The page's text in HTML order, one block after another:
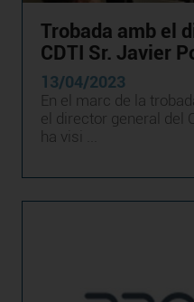
Trobada amb el
CDTI Sr. Javier
13/04/2023
En el marc de la
el director general del
ha visi ...